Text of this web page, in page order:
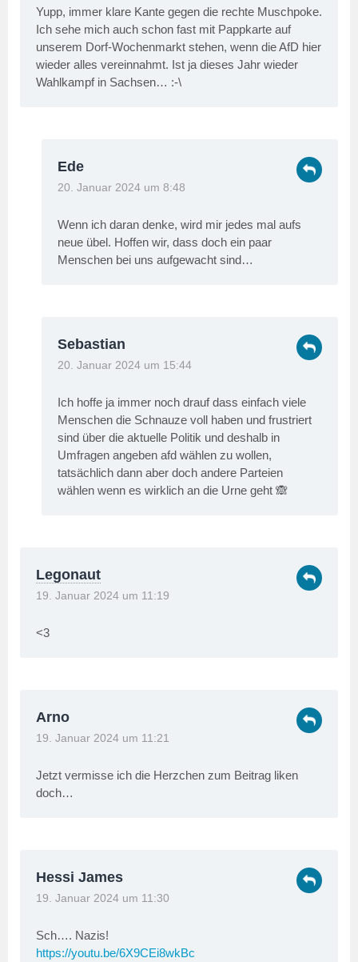
Yupp, immer klare Kante gegen die rechte Muschpoke.
Ich sehe mich auch schon fast mit Pappkarte auf
unserem Dorf-Wochenmarkt stehen, wenn die AfD hier
wieder alles vereinnahmt. Ist ja dieses Jahr wieder
Wahlkampf in Sachsen… :-\
Ede
20. Januar 2024 um 8:48
Wenn ich daran denke, wird mir jedes mal aufs
neue übel. Hoffen wir, dass doch ein paar
Menschen bei uns aufgewacht sind…
Sebastian
20. Januar 2024 um 15:44
Ich hoffe ja immer noch drauf dass einfach viele
Menschen die Schnauze voll haben und frustriert
sind über die aktuelle Politik und deshalb in
Umfragen angeben afd wählen zu wollen,
tatsächlich dann aber doch andere Parteien
wählen wenn es wirklich an die Urne geht 🙈
Legonaut
19. Januar 2024 um 11:19
<3
Arno
19. Januar 2024 um 11:21
Jetzt vermisse ich die Herzchen zum Beitrag liken
doch…
Hessi James
19. Januar 2024 um 11:30
Sch…. Nazis!
https://youtu.be/6X9CEi8wkBc